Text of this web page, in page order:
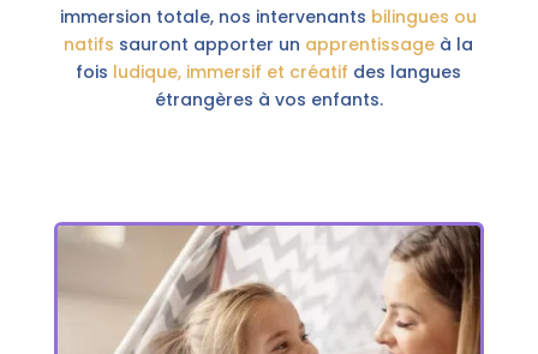
immersion totale, nos intervenants bilingues ou
natifs sauront apporter un apprentissage à la
fois ludique, immersif et créatif des langues
étrangères à vos enfants.